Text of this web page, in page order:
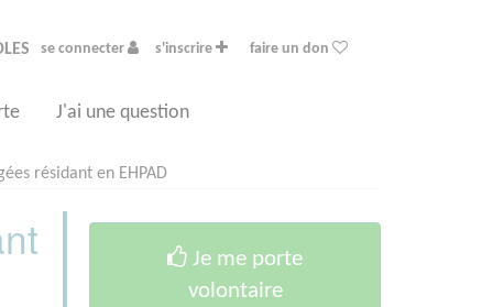
se connecter s'inscrire faire un don
J'ai une question
résidant en EHPAD
Je me porte
volontaire